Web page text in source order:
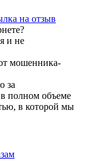
на отзыв
и не
мошенника-
за
полном объеме
в которой мы